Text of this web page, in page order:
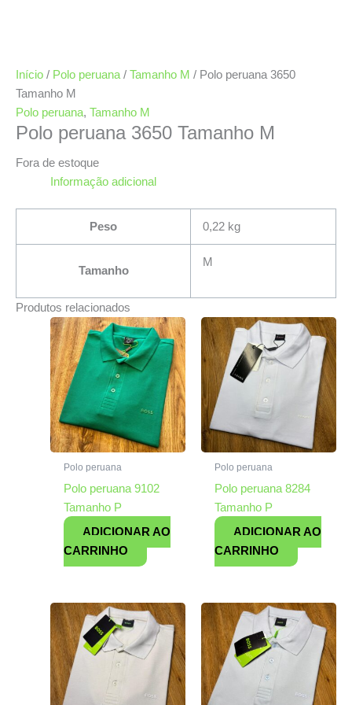
Início / Polo peruana / Tamanho M / Polo peruana 3650
Tamanho M
Polo peruana, Tamanho M
Polo peruana 3650 Tamanho M
Fora de estoque
Informação adicional
Peso 0,22 kg
Tamanho
M
Produtos relacionados
Polo peruana
Polo peruana 9102
Tamanho P
ADICIONAR AO
CARRINHO
Polo peruana
Polo peruana 8284
Tamanho P
ADICIONAR AO
CARRINHO